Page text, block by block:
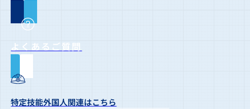
よくあるご質問
特定技能外国人関連はこちら